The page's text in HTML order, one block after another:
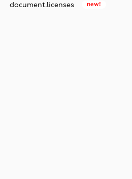
document.licenses new!